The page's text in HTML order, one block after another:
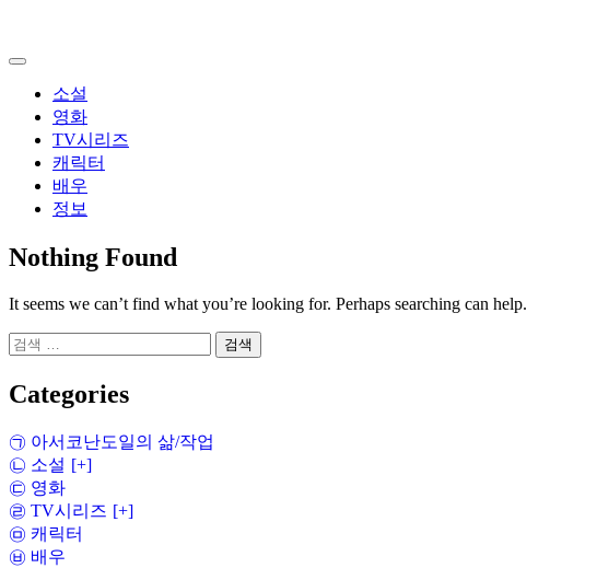
content
소설
영화
TV시리즈
캐릭터
배우
정보
Nothing Found
It seems we can’t find what you’re looking for. Perhaps searching can help.
검
Categories
㉠ 아서코난도일의 삶/작업
㉡ 소설 [+]
㉢ 영화
㉣ TV시리즈 [+]
㉤ 캐릭터
㉥ 배우